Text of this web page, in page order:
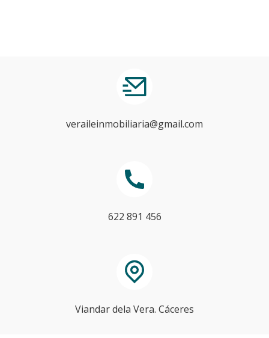
veraileinmobiliaria@gmail.com
622 891 456
Viandar dela Vera. Cáceres